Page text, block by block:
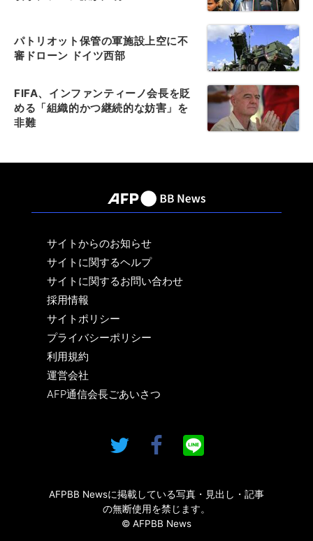
パトリオット保管の軍施設上空に不
審ドローン ドイツ西部
FIFA、インファンティーノ会長を貶
める「組織的かつ継続的な妨害」を
非難
サイトからのお知らせ
サイトに関するヘルプ
サイトに関するお問い合わせ
採用情報
サイトポリシー
プライバシーポリシー
利用規約
運営会社
AFP通信会長ごあいさつ
AFPBB Newsに掲載している写真・見出し・記事
の無断使用を禁じます。
© AFPBB News